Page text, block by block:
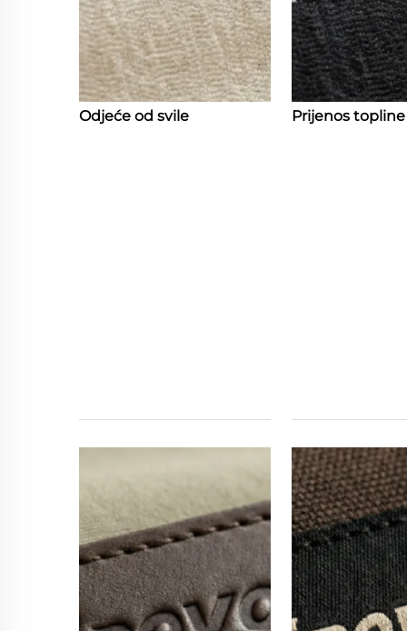
Odjeće od svile Prijenos topline